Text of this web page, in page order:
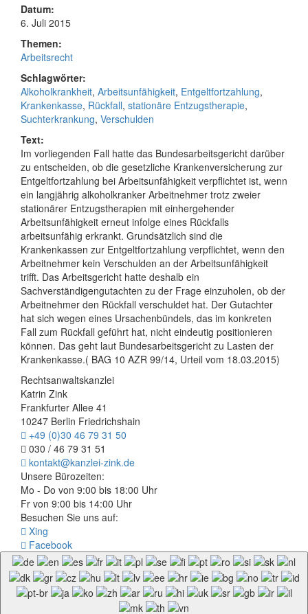
Datum:
6. Juli 2015
Themen:
Arbeitsrecht
Schlagwörter:
Alkoholkrankheit, Arbeitsunfähigkeit, Entgeltfortzahlung,
Krankenkasse, Rückfall, stationäre Entzugstherapie,
Suchterkrankung, Verschulden
Text:
Im vorliegenden Fall hatte das Bundesarbeitsgericht darüber
zu entscheiden, ob die gesetzliche Krankenversicherung zur
Entgeltfortzahlung bei Arbeitsunfähigkeit verpflichtet ist, wenn
ein langjährig alkoholkranker Arbeitnehmer trotz zweier
stationärer Entzugstherapien mit einhergehender
Arbeitsunfähigkeit erneut infolge eines Rückfalls
arbeitsunfähig erkrankt. Grundsätzlich sind die
Krankenkassen zur Entgeltfortzahlung verpflichtet, wenn den
Arbeitnehmer kein Verschulden an der Arbeitsunfähigkeit
trifft. Das Arbeitsgericht hatte deshalb ein
Sachverständigengutachten zu der Frage einzuholen, ob der
Arbeitnehmer den Rückfall verschuldet hat. Der Gutachter
hat sich wegen eines Ursachenbündels, das im konkreten
Fall zum Rückfall geführt hat, nicht eindeutig positionieren
können. Das geht laut Bundesarbeitsgericht zu Lasten der
Krankenkasse.( BAG 10 AZR 99/14, Urteil vom 18.03.2015)
Rechtsanwaltskanzlei
Katrin Zink
Frankfurter Allee 41
10247 Berlin Friedrichshain
+49 (0)30 46 79 31 50
030 / 46 79 31 51
kontakt@kanzlei-zink.de
Unsere Bürozeiten:
Mo - Do von 9:00 bis 18:00 Uhr
Fr von 9:00 bis 14:00 Uhr
Besuchen Sie uns auf:
Xing
Facebook